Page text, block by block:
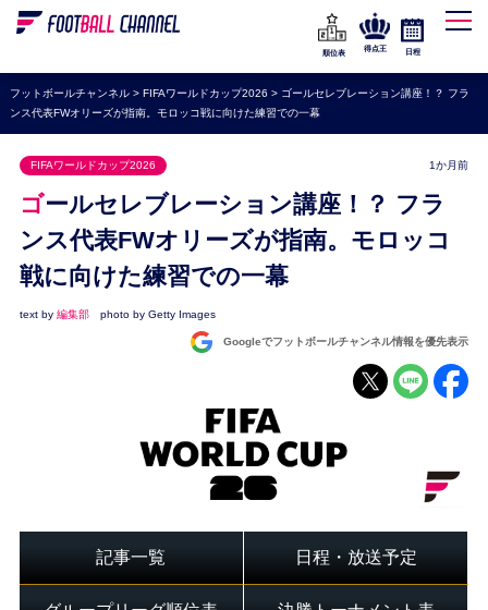
WEリーグ
海外サッカー
プレミアリーグ
ラ・リーガ
セリエA
ブンデスリーガ
UEFA
ナショナルチーム
順位表
得点王 日程
フットボールチャンネル> FIFAワールドカップ2026 > ゴールセレブレーション講座！？ フラ
ンス代表FWオリーズが指南。モロッコ戦に向けた練習での一幕
FIFAワールドカップ2026 1か月前
ゴールセレブレーション講座！？ フラ
ンス代表FWオリーズが指南。モロッコ
戦に向けた練習での一幕
text by 編集部 photo by Getty Images
Googleでフットボールチャンネル情報を優先表示
記事一覧 日程・放送予定